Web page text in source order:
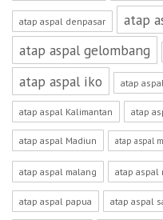
atap aspal denpasar atap
atap aspal gelombang
atap aspal iko atap
atap aspal Kalimantan atap
atap aspal Madiun atap aspal
atap aspal malang atap aspal
atap aspal papua atap aspal